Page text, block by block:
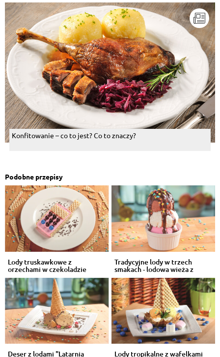
Konfitowanie – co to jest? Co to znaczy?
Podobne przepisy
Lody truskawkowe z
orzechami w czekoladzie
"Telefon"
Tradycyjne lody w trzech
smakach - lodowa wieża z
polewą
Deser z lodami "Latarnia Lody tropikalne z wafelkami